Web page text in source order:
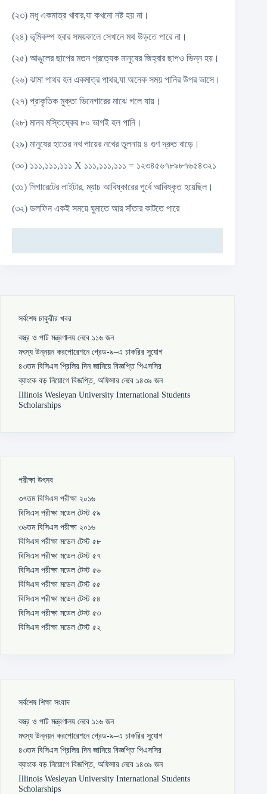
(২৩) মধু একমাত্র খাবার,যা কখনো নষ্ট হয় না।
(২৪) ভূমিকম্প হবার সময়কালে সেখানে মথ উড়তে পারে না।
(২৫) আঙুলের ছাপের মতন প্রত্যেক মানুষের জিহ্বার ছাপও ভিন্ন হয়।
(২৬) ঝামা পাথর হল একমাত্র পাথর,যা অনেক সময় পানির উপর ভাসে।
(২৭) প্রাকৃতিক মুক্তা ভিনেগারের মাঝে গলে যায়।
(২৮) মানব মস্তিষ্কের ৮০ ভাগই হল পানি।
(২৯) মানুষের হাতের নখ পায়ের নখের তুলনায় ৪ গুণ দ্রুত বাড়ে।
(৩০) ১১১,১১১,১১১ X ১১১,১১১,১১১ = ১২৩৪৫৬৭৮৯৮৭৬৫৪৩২১
(৩১) সিগারেটের লাইটার, ম্যাচ আবিষ্কারের পূর্বে আবিষ্কৃত হয়েছিল।
(৩২) ডলফিন একই সময়ে ঘুমাতে আর সাঁতার কাটতে পারে
সর্বশেষ চাকুরীর খবর
বস্ত্র ও পাট মন্ত্রণালয় নেবে ১১৬ জন
মৎস্য উন্নয়ন করপোরেশনে গ্রেড-৯–এ চাকরির সুযোগ
৪৩তম বিসিএস প্রিলির দিন জানিয়ে বিজ্ঞপ্তি পিএসসির
ব্যাংকে বড় নিয়োগে বিজ্ঞপ্তি, অফিসার নেবে ১৪৩৯ জন
Illinois Wesleyan University International Students
Scholarships
পরীক্ষা উৎসব
৩৭তম বিসিএস পরীক্ষা ২০১৬
বিসিএস পরীক্ষা মডেল টেস্ট ৫৯
৩৬তম বিসিএস পরীক্ষা ২০১৬
বিসিএস পরীক্ষা মডেল টেস্ট ৫৮
বিসিএস পরীক্ষা মডেল টেস্ট ৫৭
বিসিএস পরীক্ষা মডেল টেস্ট ৫৬
বিসিএস পরীক্ষা মডেল টেস্ট ৫৫
বিসিএস পরীক্ষা মডেল টেস্ট ৫৪
বিসিএস পরীক্ষা মডেল টেস্ট ৫৩
বিসিএস পরীক্ষা মডেল টেস্ট ৫২
সর্বশেষ শিক্ষা সংবাদ
বস্ত্র ও পাট মন্ত্রণালয় নেবে ১১৬ জন
মৎস্য উন্নয়ন করপোরেশনে গ্রেড-৯–এ চাকরির সুযোগ
৪৩তম বিসিএস প্রিলির দিন জানিয়ে বিজ্ঞপ্তি পিএসসির
ব্যাংকে বড় নিয়োগে বিজ্ঞপ্তি, অফিসার নেবে ১৪৩৯ জন
Illinois Wesleyan University International Students
Scholarships